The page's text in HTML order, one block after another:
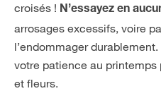
croisés ! N’essayez en
arrosages excessifs, voire
l’endommager
votre patience au printemps
et fleurs.